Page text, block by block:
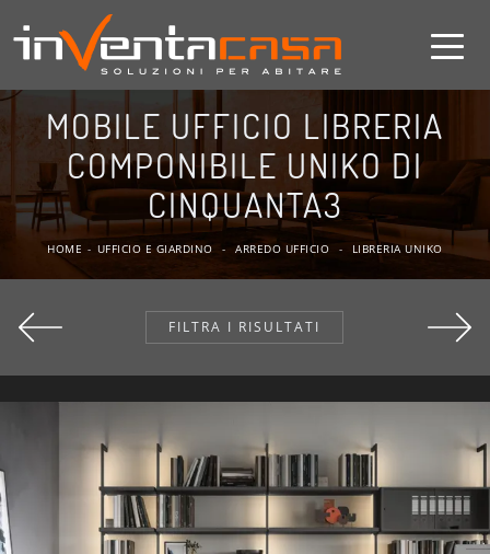
MOBILE UFFICIO LIBRERIA
COMPONIBILE UNIKO DI
CINQUANTA3
HOME - UFFICIO E GIARDINO - ARREDO UFFICIO - LIBRERIA UNIKO
FILTRA I RISULTATI